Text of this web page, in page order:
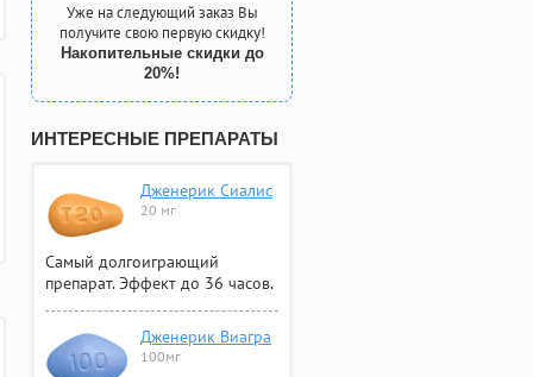
Уже на следующий заказ Вы
получите свою первую скидку!
Накопительные скидки до
20%!
ИНТЕРЕСНЫЕ ПРЕПАРАТЫ
Дженерик Сиалис
20 мг
Самый долгоиграющий
препарат. Эффект до 36 часов.
Дженерик Виагра
100мг